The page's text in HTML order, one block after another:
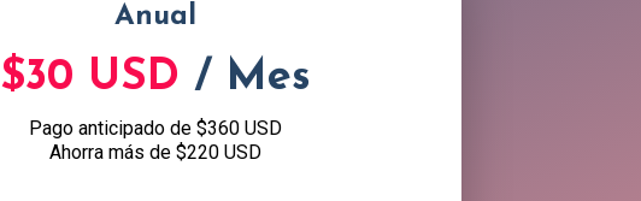
Anual
$30 USD / Mes
Pago anticipado de $360 USD
Ahorra más de $220 USD